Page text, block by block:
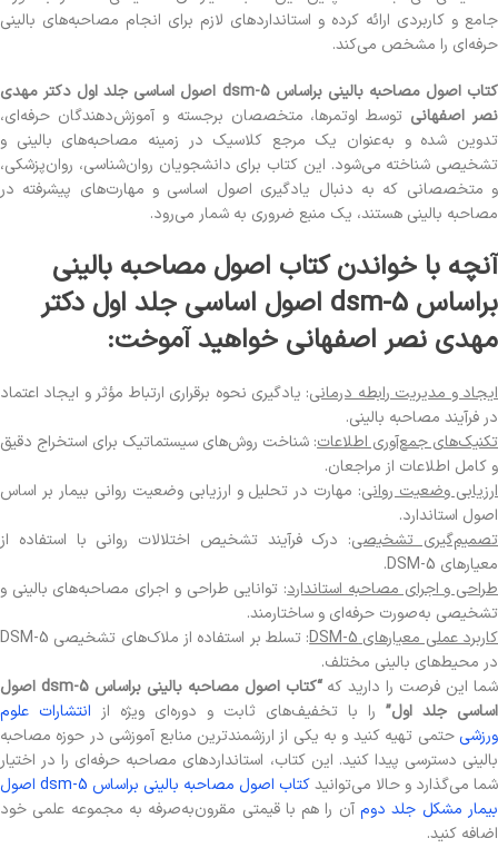
جامع و کاربردی ارائه کرده و استانداردهای لازم برای انجام مصاحبه‌های بالینی
حرفه‌ای را مشخص می‌کند.
کتاب اصول مصاحبه بالینی براساس dsm-5 اصول اساسی جلد اول دکتر مهدی
نصر اصفهانی توسط اوتمرها، متخصصان برجسته و آموزش‌دهندگان حرفه‌ای،
تدوین شده و به‌عنوان یک مرجع کلاسیک در زمینه مصاحبه‌های بالینی و
تشخیصی شناخته می‌شود. این کتاب برای دانشجویان روان‌شناسی، روان‌پزشکی،
و متخصصانی که به دنبال یادگیری اصول اساسی و مهارت‌های پیشرفته در
مصاحبه بالینی هستند، یک منبع ضروری به شمار می‌رود.
آنچه با خواندن کتاب اصول مصاحبه بالینی
براساس dsm-5 اصول اساسی جلد اول دکتر
مهدی نصر اصفهانی خواهید آموخت:
ایجاد و مدیریت رابطه درمانی: یادگیری نحوه برقراری ارتباط مؤثر و ایجاد اعتماد
در فرآیند مصاحبه بالینی.
تکنیک‌های جمع‌آوری اطلاعات: شناخت روش‌های سیستماتیک برای استخراج دقیق
و کامل اطلاعات از مراجعان.
ارزیابی وضعیت روانی: مهارت در تحلیل و ارزیابی وضعیت روانی بیمار بر اساس
اصول استاندارد.
تصمیم‌گیری تشخیصی: درک فرآیند تشخیص اختلالات روانی با استفاده از
معیارهای DSM-5.
طراحی و اجرای مصاحبه استاندارد: توانایی طراحی و اجرای مصاحبه‌های بالینی و
تشخیصی به‌صورت حرفه‌ای و ساختارمند.
کاربرد عملی معیارهای DSM-5
: تسلط بر استفاده از ملاک‌های تشخیصی DSM-5
در محیط‌های بالینی مختلف.
شما این فرصت را دارید که
“کتاب اصول مصاحبه بالینی براساس dsm-5 اصول
اساسی جلد اول” را با تخفیف‌های ثابت و دوره‌ای ویژه از انتشارات علوم
ورزشی حتمی تهیه کنید و به یکی از ارزشمندترین منابع آموزشی در حوزه مصاحبه
بالینی دسترسی پیدا کنید. این کتاب، استانداردهای مصاحبه حرفه‌ای را در اختیار
شما می‌گذارد و حالا می‌توانید
کتاب اصول مصاحبه بالینی براساس dsm-5 اصول
بیمار مشکل جلد دومآن را هم با قیمتی مقرون‌به‌صرفه به مجموعه علمی خود
اضافه کنید.